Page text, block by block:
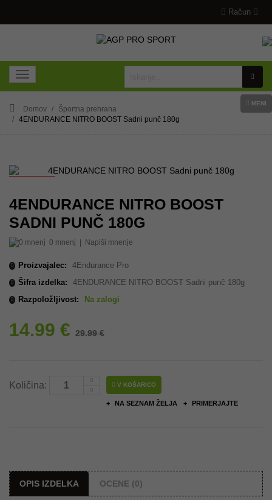
Račun
MENI
Domov
Športna prehrana
4ENDURANCE NITRO BOOST Sadni punč 180g
4ENDURANCE NITRO BOOST
SADNI PUNČ 180G
0 mnenj Napiši mnenje
Proizvajalec:
4Endurance Pro
Šifra izdelka:
4ENDURANCE NITRO BOOST Sadni punč 180g
Razpoložljivost:
Na zalogi
14.99 € 29.99 €
Količina: V KOŠARICO
NA SEZNAM ŽELJA PRIMERJAJTE
OPIS IZDELKA OCENE (0)